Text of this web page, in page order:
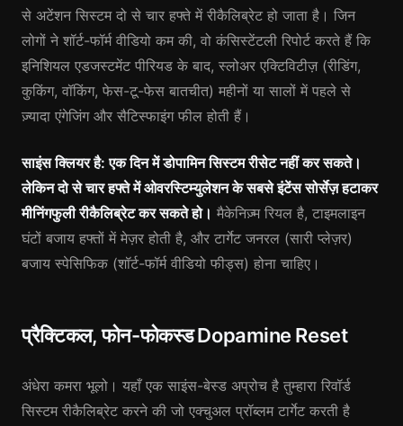
से अटेंशन सिस्टम दो से चार हफ्ते में रीकैलिब्रेट हो जाता है। जिन
लोगों ने शॉर्ट-फॉर्म वीडियो कम की, वो कंसिस्टेंटली रिपोर्ट करते हैं कि
इनिशियल एडजस्टमेंट पीरियड के बाद, स्लोअर एक्टिविटीज़ (रीडिंग,
कुकिंग, वॉकिंग, फेस-टू-फेस बातचीत) महीनों या सालों में पहले से
ज़्यादा एंगेजिंग और सैटिस्फाइंग फील होती हैं।
साइंस क्लियर है: एक दिन में डोपामिन सिस्टम रीसेट नहीं कर सकते।
लेकिन दो से चार हफ्ते में ओवरस्टिम्युलेशन के सबसे इंटेंस सोर्सेज़ हटाकर
मीनिंगफुली रीकैलिब्रेट कर सकते हो। मैकेनिज़्म रियल है, टाइमलाइन
घंटों बजाय हफ्तों में मेज़र होती है, और टार्गेट जनरल (सारी प्लेज़र)
बजाय स्पेसिफिक (शॉर्ट-फॉर्म वीडियो फीड्स) होना चाहिए।
प्रैक्टिकल, फोन-फोकस्ड Dopamine Reset
अंधेरा कमरा भूलो। यहाँ एक साइंस-बेस्ड अप्रोच है तुम्हारा रिवॉर्ड
सिस्टम रीकैलिब्रेट करने की जो एक्चुअल प्रॉब्लम टार्गेट करती है